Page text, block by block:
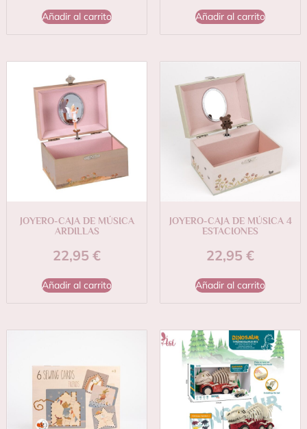
Añadir al carrito Añadir al carrito
JOYERO-CAJA DE MÚSICA
ARDILLAS
22,95 €
Añadir al carrito
JOYERO-CAJA DE MÚSICA 4
ESTACIONES
22,95 €
Añadir al carrito